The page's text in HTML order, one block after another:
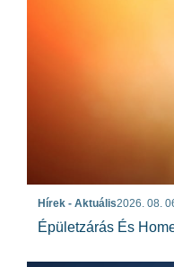
Hírek - Aktuális2026. 08.
Épületzárás És